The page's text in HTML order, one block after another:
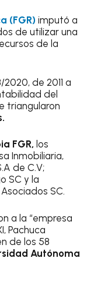
(FGR) imputó a
de utilizar una
de la
de 2011 a
del
triangularon
FGR, los
Inmobiliaria,
de C.V;
SC y la
SC.
a la “empresa
Pachuca
de los 58
Autónoma